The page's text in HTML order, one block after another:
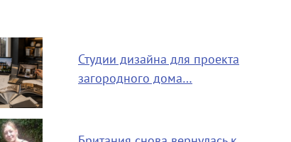
Студии дизайна для проекта
загородного дома…